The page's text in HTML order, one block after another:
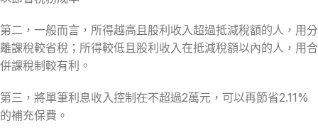
第二，一般而言，所得越高且股利收入超過抵減稅額的人，用分
離課稅較省稅；所得較低且股利收入在抵減稅額以內的人，用合
併課稅制較有利。
第三，將單筆利息收入控制在不超過2萬元，可以再節省2.11%
的補充保費。